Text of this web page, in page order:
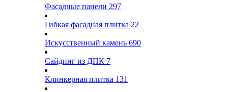
Фасадные панели 297
Гибкая фасадная плитка 22
Искусственный камень 690
Сайдинг из ДПК 7
Клинкерная плитка 131